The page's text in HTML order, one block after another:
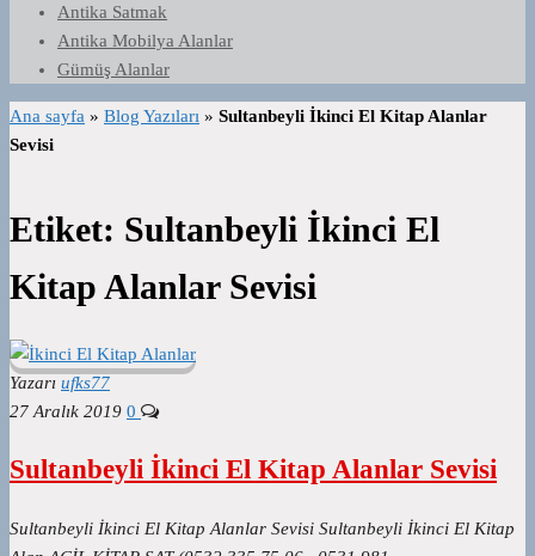
Antika Satmak
Antika Mobilya Alanlar
Gümüş Alanlar
Ana sayfa » Blog Yazıları » Sultanbeyli İkinci El Kitap Alanlar
Sevisi
Etiket: Sultanbeyli İkinci El
Kitap Alanlar Sevisi
Yazarı ufks77
27 Aralık 2019 0
Sultanbeyli İkinci El Kitap Alanlar Sevisi
Sultanbeyli İkinci El Kitap Alanlar Sevisi Sultanbeyli İkinci El Kitap